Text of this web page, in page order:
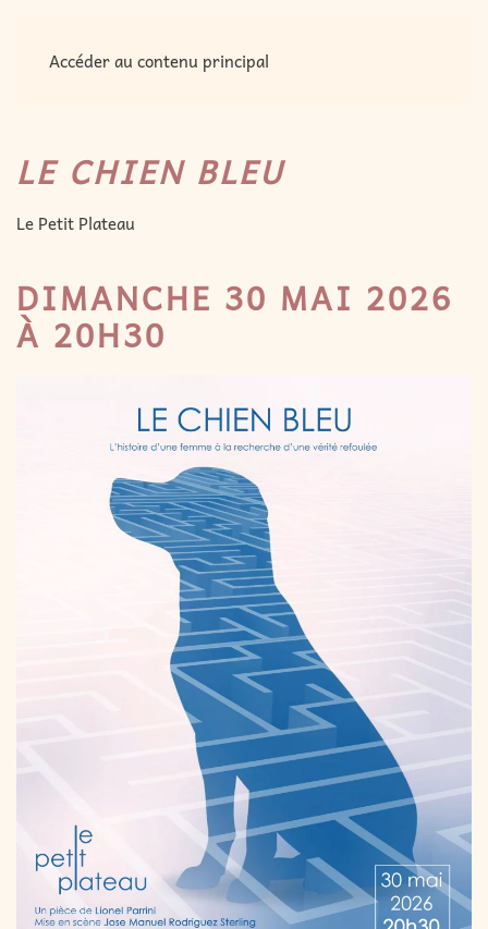
Accéder au contenu principal
MENU
LE CHIEN BLEU
Le Petit Plateau
DIMANCHE 30 MAI 2026
À 20H30